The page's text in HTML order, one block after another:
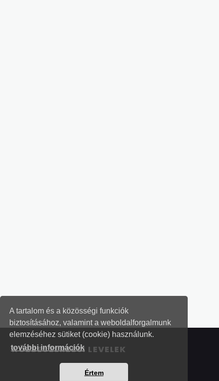
A tartalom és a közösségi funkciók
biztosításához, valamint a weboldalforgalmunk
elemzéséhez sütiket (cookie) használunk.
további információk
Értem
KÖZBESZERZÉSI LEVELEK